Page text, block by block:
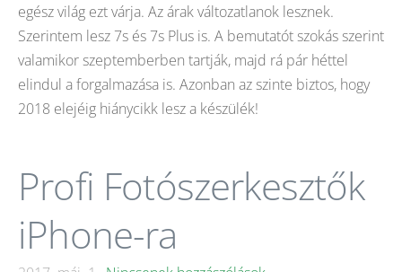
egész világ ezt várja. Az árak változatlanok lesznek.
Szerintem lesz 7s és 7s Plus is. A bemutatót szokás szerint
valamikor szeptemberben tartják, majd rá pár héttel
elindul a forgalmazása is. Azonban az szinte biztos, hogy
2018 elejéig hiánycikk lesz a készülék!
Profi Fotószerkesztők
iPhone-ra